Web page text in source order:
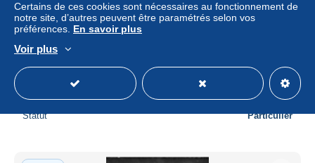
± 0,69 $US
Statut Particulier
Certains de ces cookies sont nécessaires au fonctionnement de
notre site, d’autres peuvent être paramétrés selon vos
préférences. En savoir plus
Voir plus